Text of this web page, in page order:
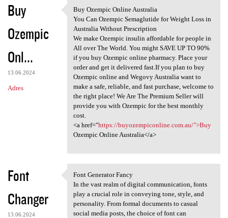
Buy
Ozempic
Onl...
13.06.2024
Adres
Buy Ozempic Online Australia
Buy Ozempic Online Australia
You Can Ozempic Semaglutide for Weight Loss in
Australia Without Prescription
We make Ozempic insulin affordable for people in
All over The World. You might SAVE UP TO 90%
if you buy Ozempic online pharmacy. Place your
order and get it delivered fast.If you plan to buy
Ozempic online and Wegovy Australia want to
make a safe, reliable, and fast purchase, welcome to
the right place! We Are The Premium Seller will
provide you with Ozempic for the best monthly
cost.
<a href="https://buyozempiconline.com.au/">Buy
Ozempic Online Australia</a>
Font
Changer
13.06.2024
Font Generator Fancy
Font Generator Fancy
In the vast realm of digital communication, fonts
play a crucial role in conveying tone, style, and
personality. From formal documents to casual
social media posts, the choice of font can